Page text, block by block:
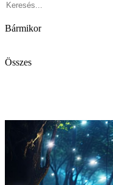
Bármikor
Összes